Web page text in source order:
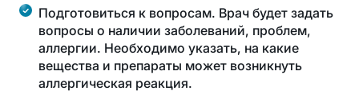
Подготовиться к вопросам. Врач будет задать
вопросы о наличии заболеваний, проблем,
аллергии. Необходимо указать, на какие
вещества и препараты может возникнуть
аллергическая реакция.